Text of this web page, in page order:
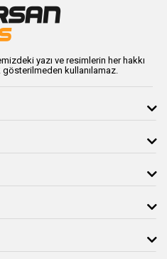
yazı ve resimlerin her hakkı
gösterilmeden kullanılamaz.